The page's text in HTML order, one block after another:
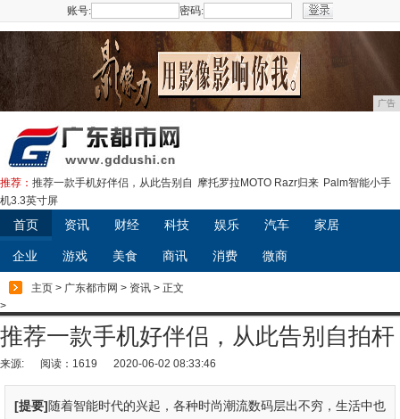
账号: 密码:
广告
推荐： 推荐一款手机好伴侣，从此告别自 摩托罗拉MOTO Razr归来 Palm智能小手
机3.3英寸屏
首页 资讯 财经 科技 娱乐 汽车 家居
企业 游戏 美食 商讯 消费 微商
主页 > 广东都市网 > 资讯 > 正文
>
推荐一款手机好伴侣，从此告别自拍杆
来源: 阅读：1619 2020-06-02 08:33:46
[提要]随着智能时代的兴起，各种时尚潮流数码层出不穷，生活中也